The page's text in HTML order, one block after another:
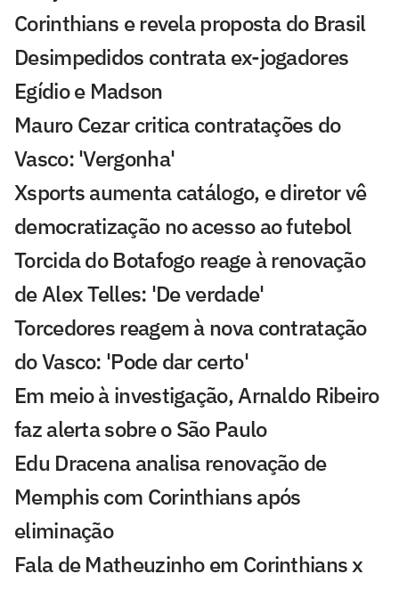
Corinthians e revela proposta do Brasil
Desimpedidos contrata ex-jogadores
Egídio e Madson
Mauro Cezar critica contratações do
Vasco: 'Vergonha'
Xsports aumenta catálogo, e diretor vê
democratização no acesso ao futebol
Torcida do Botafogo reage à renovação
de Alex Telles: 'De verdade'
Torcedores reagem à nova contratação
do Vasco: 'Pode dar certo'
Em meio à investigação, Arnaldo Ribeiro
faz alerta sobre o São Paulo
Edu Dracena analisa renovação de
Memphis com Corinthians após
eliminação
Fala de Matheuzinho em Corinthians x